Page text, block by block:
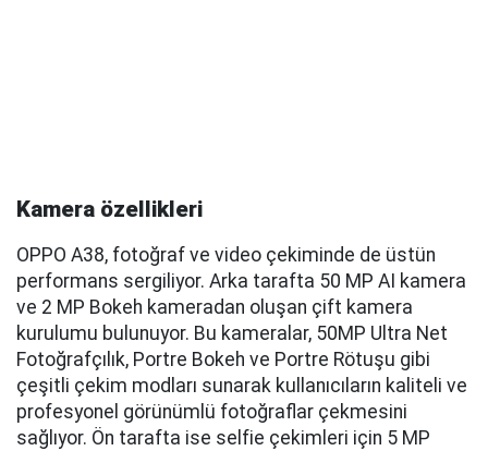
Kamera özellikleri
OPPO A38, fotoğraf ve video çekiminde de üstün
performans sergiliyor. Arka tarafta 50 MP AI kamera
ve 2 MP Bokeh kameradan oluşan çift kamera
kurulumu bulunuyor. Bu kameralar, 50MP Ultra Net
Fotoğrafçılık, Portre Bokeh ve Portre Rötuşu gibi
çeşitli çekim modları sunarak kullanıcıların kaliteli ve
profesyonel görünümlü fotoğraflar çekmesini
sağlıyor. Ön tarafta ise selfie çekimleri için 5 MP